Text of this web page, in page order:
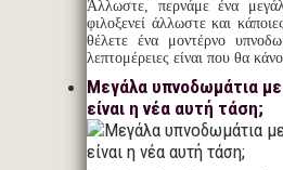
Άλλωστε, περνάμε ένα
φιλοξενεί άλλωστε και
θέλετε ένα μοντέρνο
λεπτομέρειες είναι που θα
Μεγάλα υπνοδωμάτια με
είναι η νέα αυτή τάση;